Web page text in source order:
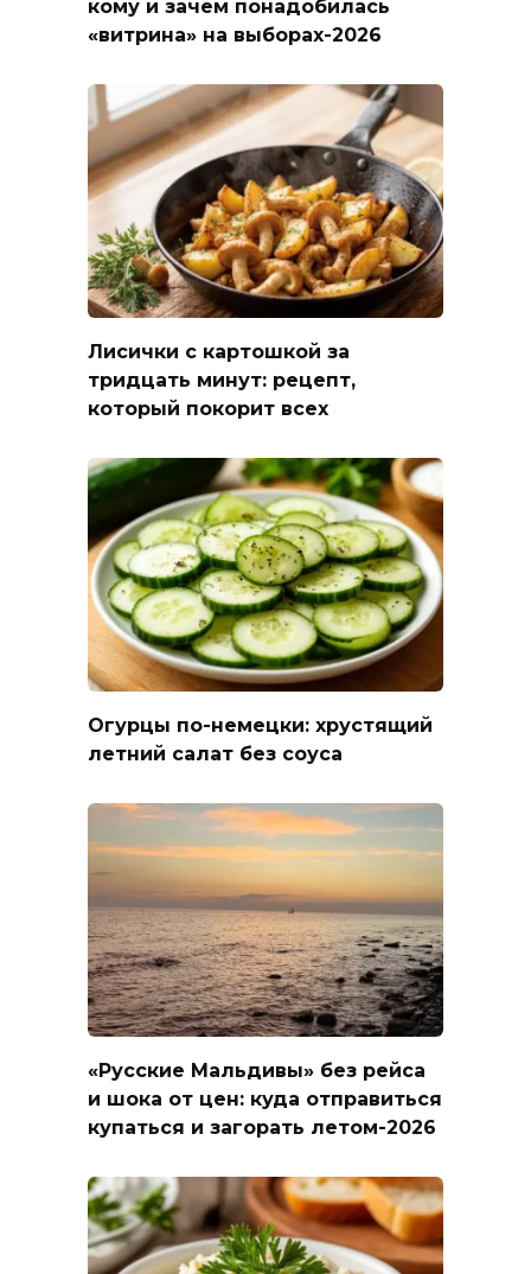
кому и зачем понадобилась
«витрина» на выборах-2026
Лисички с картошкой за
тридцать минут: рецепт,
который покорит всех
Огурцы по-немецки: хрустящий
летний салат без соуса
«Русские Мальдивы» без рейса
и шока от цен: куда отправиться
купаться и загорать летом-2026